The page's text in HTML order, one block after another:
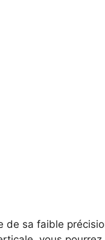
de sa faible